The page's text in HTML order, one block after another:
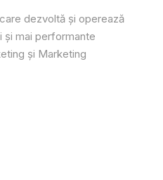
dezvoltă și operează
și mai performante
și Marketing